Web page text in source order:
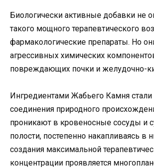
Биологически активные добавки не
такого мощного терапевтического
фармакологические препараты. Но
агрессивных химических
повреждающих почки и желудочно-
Ингредиентами Жабьего Камня
соединения природного
проникают в кровеносные сосуды и
полости, постепенно накапливаясь в
создания максимальной
концентрации проявляется